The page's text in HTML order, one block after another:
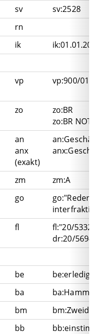
sv
sv:2528
rn
ik
vp vp:900/010
zo
zo:BR
zo:BR NOT
an
anx
(exakt)
zm
zm:A
go
go:"Reden
fl
fl:"20/5332
dr:20/5694
be
be:erledigt
ba
bm
bb